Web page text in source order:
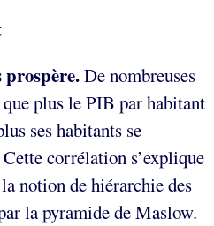
De nombreuses
plus le PIB par habitant
ses habitants se
corrélation s’explique
notion de hiérarchie des
la pyramide de Maslow.